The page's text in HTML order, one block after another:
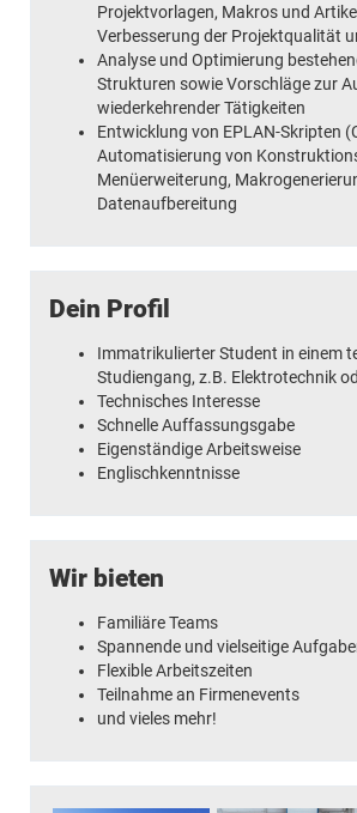
Projektvorlagen, Makros und
Verbesserung der Projektqualität
Analyse und Optimierung
Strukturen sowie Vorschläge zur
wiederkehrender Tätigkeiten
Entwicklung von EPLAN-Skripten
Automatisierung von
Menüerweiterung,
Datenaufbereitung
Dein Profil
Immatrikulierter Student in einem
Studiengang, z.B. Elektrotechnik
Technisches Interesse
Schnelle Auffassungsgabe
Eigenständige Arbeitsweise
Englischkenntnisse
Wir bieten
Familiäre Teams
Spannende und vielseitige
Flexible Arbeitszeiten
Teilnahme an Firmenevents
und vieles mehr!